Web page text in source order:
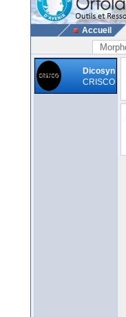
Accueil
Dicosyn
CRISCO